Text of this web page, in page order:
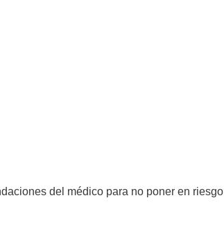
del médico para no poner en riesgo